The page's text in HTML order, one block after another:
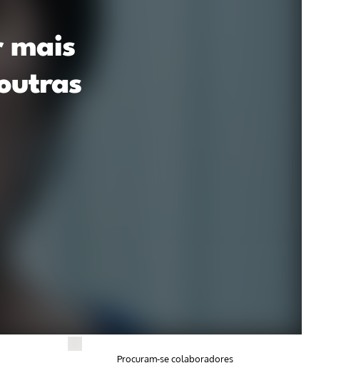
mais
Procuram-se colaboradores